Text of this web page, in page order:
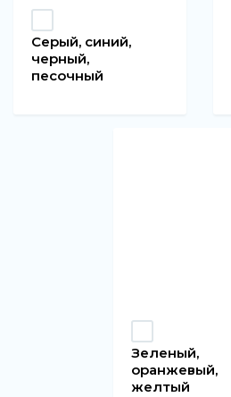
Серый, синий,
черный,
песочный
Зеленый,
оранжевый,
желтый